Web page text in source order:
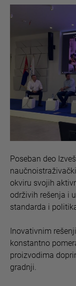
Poseban deo
okviru svojih
održivih rešenja i
standarda i
Inovativnim
konstantno
proizvodima
gradnji.